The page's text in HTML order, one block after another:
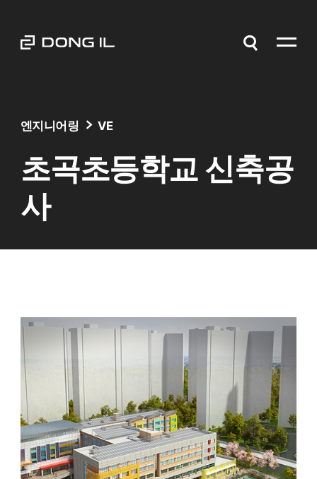
엔지니어링 VE
초곡초등학교 신축공
사